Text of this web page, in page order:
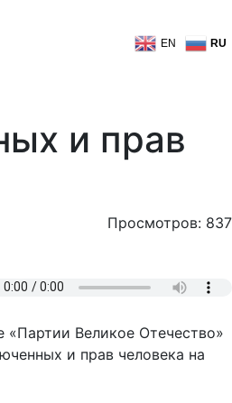
EN RU
и прав
Просмотров: 837
Великое Отечество»
и прав человека на